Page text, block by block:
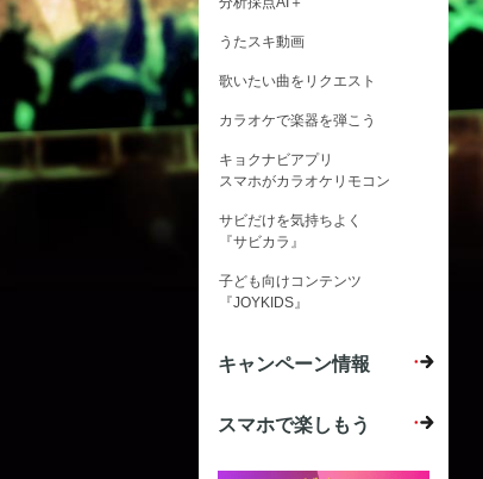
うたスキ動画
歌いたい曲をリクエスト
カラオケで楽器を弾こう
キョクナビアプリ
スマホがカラオケリモコン
サビだけを気持ちよく
『サビカラ』
子ども向けコンテンツ
『JOYKIDS』
キャンペーン情報
スマホで楽しもう